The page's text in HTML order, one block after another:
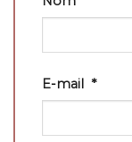
E-mail *